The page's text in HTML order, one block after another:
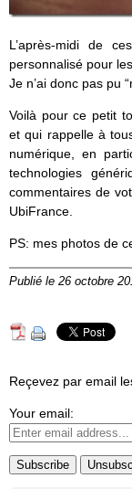
L’après-midi de
personnalisé pour
Je n’ai donc pas pu
Voilà pour ce petit
et qui rappelle à
numérique, en
technologies
commentaires de
UbiFrance.
PS: mes photos de
Publié le 26 octobre
Reçevez par email
Your email: